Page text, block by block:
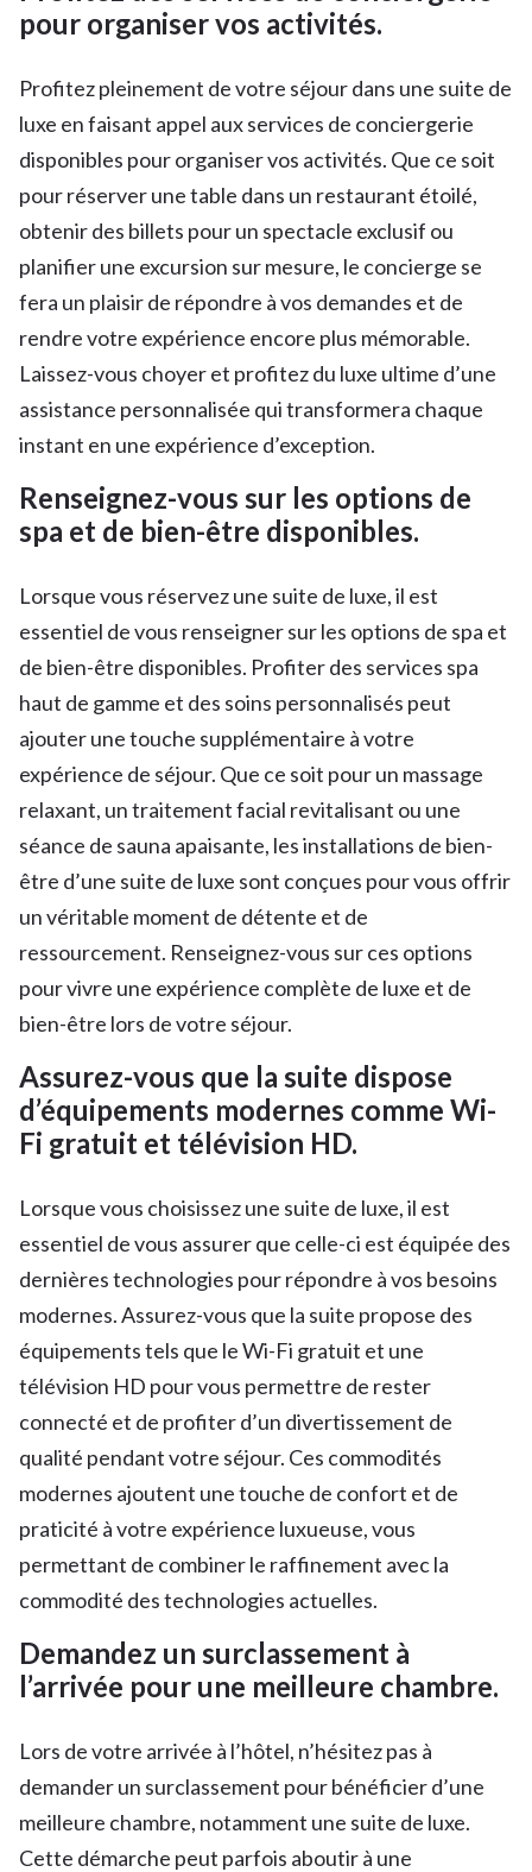
pour organiser vos activités.
Profitez pleinement de votre séjour dans une suite de
luxe en faisant appel aux services de conciergerie
disponibles pour organiser vos activités. Que ce soit
pour réserver une table dans un restaurant étoilé,
obtenir des billets pour un spectacle exclusif ou
planifier une excursion sur mesure, le concierge se
fera un plaisir de répondre à vos demandes et de
rendre votre expérience encore plus mémorable.
Laissez-vous choyer et profitez du luxe ultime d’une
assistance personnalisée qui transformera chaque
instant en une expérience d’exception.
Renseignez-vous sur les options de
spa et de bien-être disponibles.
Lorsque vous réservez une suite de luxe, il est
essentiel de vous renseigner sur les options de spa et
de bien-être disponibles. Profiter des services spa
haut de gamme et des soins personnalisés peut
ajouter une touche supplémentaire à votre
expérience de séjour. Que ce soit pour un massage
relaxant, un traitement facial revitalisant ou une
séance de sauna apaisante, les installations de bien-
être d’une suite de luxe sont conçues pour vous offrir
un véritable moment de détente et de
ressourcement. Renseignez-vous sur ces options
pour vivre une expérience complète de luxe et de
bien-être lors de votre séjour.
Assurez-vous que la suite dispose
d’équipements modernes comme Wi-
Fi gratuit et télévision HD.
Lorsque vous choisissez une suite de luxe, il est
essentiel de vous assurer que celle-ci est équipée des
dernières technologies pour répondre à vos besoins
modernes. Assurez-vous que la suite propose des
équipements tels que le Wi-Fi gratuit et une
télévision HD pour vous permettre de rester
connecté et de profiter d’un divertissement de
qualité pendant votre séjour. Ces commodités
modernes ajoutent une touche de confort et de
praticité à votre expérience luxueuse, vous
permettant de combiner le raffinement avec la
commodité des technologies actuelles.
Demandez un surclassement à
l’arrivée pour une meilleure chambre.
Lors de votre arrivée à l’hôtel, n’hésitez pas à
demander un surclassement pour bénéficier d’une
meilleure chambre, notamment une suite de luxe.
Cette démarche peut parfois aboutir à une